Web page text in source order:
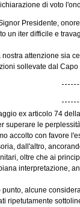
di voto
Presidente,
un iter difficile e
attenzione sia
sollevate dal
ex articolo 74
superare le
accolto con favore
dall'altro,
oltre che ai
interpretazione,
alcune
ripetutamente